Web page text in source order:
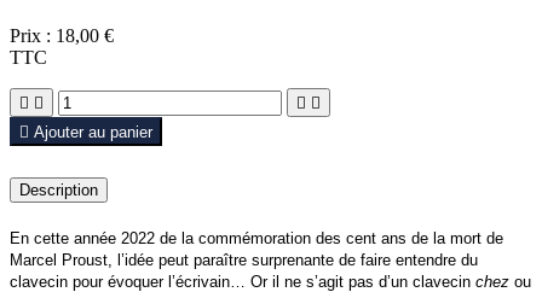
Prix : 18,00 €
TTC
   
 Ajouter au panier
Description
En cette année 2022 de la commémoration des cent ans de la mort de
Marcel Proust, l’idée peut paraître surprenante de faire entendre du
clavecin pour évoquer l’écrivain… Or il ne s’agit pas d’un clavecin chez ou